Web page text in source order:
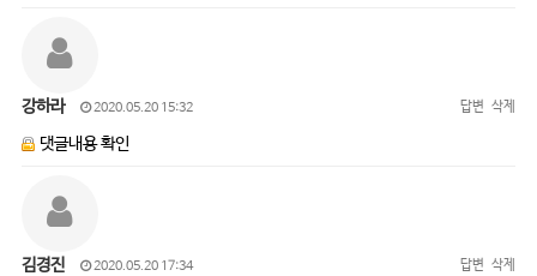
강하라 2020.05.20 15:32 답변 삭제
댓글내용 확인
김경진 2020.05.20 17:34 답변 삭제